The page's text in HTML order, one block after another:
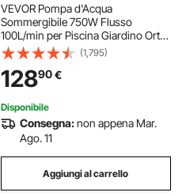
VEVOR Pompa d'Acqua
Sommergibile 750W Flusso
100L/min per Piscina Giardino Orto
in Acciaio Inox, Pompa per Pozzi
Sommersa 230 V Prevalenza Max.
66m, Pompa per Pozzo Piscina in
Acciaio Inox con Cavi
(1,795)
12890€
Disponibile
Consegna:non appena Mar.
Ago. 11
Aggiungi al carrello